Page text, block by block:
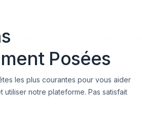
Posées
les plus courantes pour vous aider
utiliser notre plateforme. Pas satisfait